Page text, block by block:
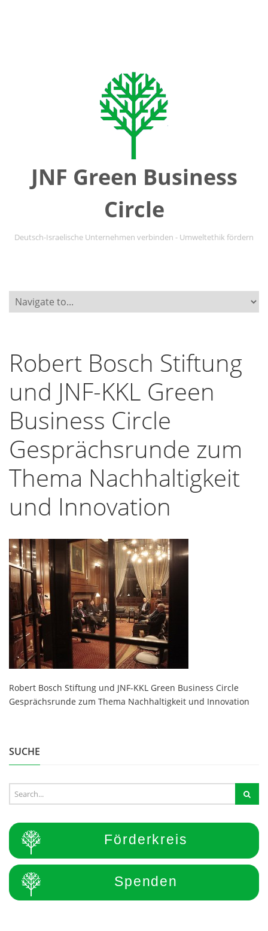
JNF Green Business
Circle
Deutsch-Israelische Unternehmen verbinden - Umweltethik fördern
Robert Bosch Stiftung
und JNF-KKL Green
Business Circle
Gesprächsrunde zum
Thema Nachhaltigkeit
und Innovation
Robert Bosch Stiftung und JNF-KKL Green Business Circle
Gesprächsrunde zum Thema Nachhaltigkeit und Innovation
SUCHE
Förderkreis
Spenden